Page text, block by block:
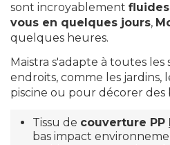
sont incroyablement
vous en quelques jours,
quelques heures.
Maistra s'adapte à toutes
endroits, comme les jardins,
piscine ou pour décorer des
Tissu de couverture PP
bas impact